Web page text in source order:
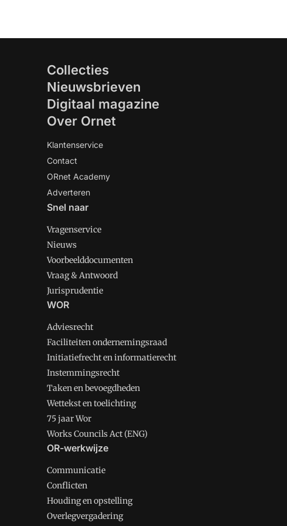
Collecties
Nieuwsbrieven
Digitaal magazine
Over Ornet
Klantenservice
Contact
ORnet Academy
Adverteren
Snel naar
Vragenservice
Nieuws
Voorbeelddocumenten
Vraag & Antwoord
Jurisprudentie
WOR
Adviesrecht
Faciliteiten ondernemingsraad
Initiatiefrecht en informatierecht
Instemmingsrecht
Taken en bevoegdheden
Wettekst en toelichting
75 jaar Wor
Works Councils Act (ENG)
OR-werkwijze
Communicatie
Conflicten
Houding en opstelling
Overlegvergadering